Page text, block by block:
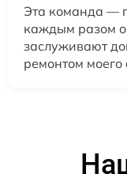
Эта команда —
каждым разом
заслуживают
ремонтом